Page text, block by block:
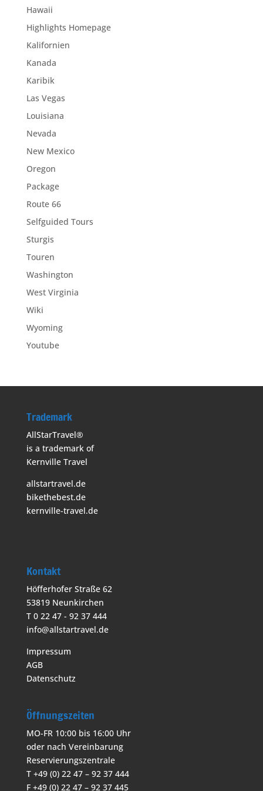
Hawaii
Highlights Homepage
Kalifornien
Kanada
Karibik
Las Vegas
Louisiana
Nevada
New Mexico
Oregon
Package
Route 66
Selfguided Tours
Sturgis
Touren
Washington
West Virginia
Wiki
Wyoming
Youtube
Trademark
AllStarTravel®
is a trademark of
Kernville Travel
allstartravel.de
bikethebest.de
kernville-travel.de
Kontakt
Höfferhofer Straße 62
53819 Neunkirchen
T 0 22 47 - 92 37 444
info@allstartravel.de
Impressum
AGB
Datenschutz
Öffnungszeiten
MO-FR 10:00 bis 16:00 Uhr
oder nach Vereinbarung
Reservierungszentrale
T +49 (0) 22 47 – 92 37 444
F +49 (0) 22 47 – 92 37 445